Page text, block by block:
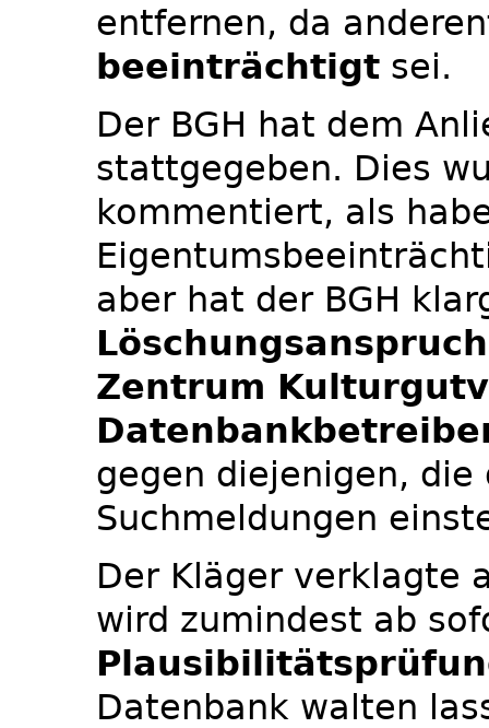
entfernen, da
beeinträchtigt sei.
Der BGH hat dem
stattgegeben. Dies
kommentiert, als
aber hat der BGH
Löschungsanspruch
Zentrum
gegen diejenigen, die
Suchmeldungen
Der Kläger verklagte
wird zumindest ab
Datenbank walten